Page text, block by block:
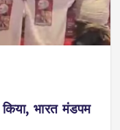
भारत मंडपम